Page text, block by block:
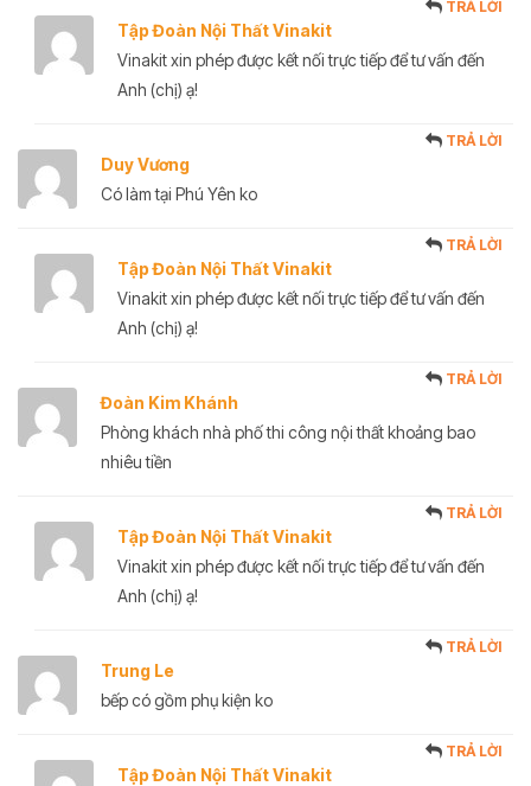
Tập Đoàn Nội Thất Vinakit
TRẢ LỜI
Vinakit xin phép được kết nối trực tiếp để tư vấn đến
Anh (chị) ạ!
Duy Vương
TRẢ LỜI
Có làm tại Phú Yên ko
Tập Đoàn Nội Thất Vinakit
TRẢ LỜI
Vinakit xin phép được kết nối trực tiếp để tư vấn đến
Anh (chị) ạ!
Đoàn Kim Khánh
TRẢ LỜI
Phòng khách nhà phố thi công nội thất khoảng bao
nhiêu tiền
Tập Đoàn Nội Thất Vinakit
TRẢ LỜI
Vinakit xin phép được kết nối trực tiếp để tư vấn đến
Anh (chị) ạ!
Trung Le
TRẢ LỜI
bếp có gồm phụ kiện ko
Tập Đoàn Nội Thất Vinakit
TRẢ LỜI